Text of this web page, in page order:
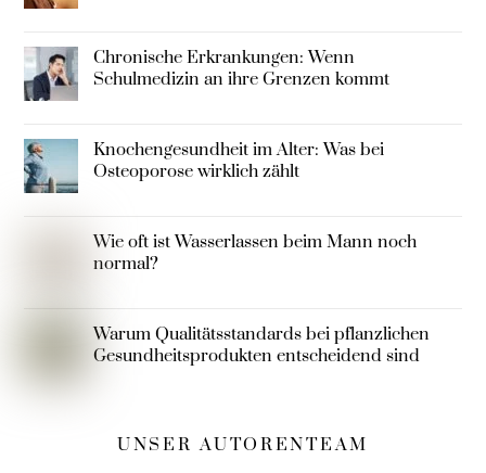
Chronische Erkrankungen: Wenn
Schulmedizin an ihre Grenzen kommt
Knochengesundheit im Alter: Was bei
Osteoporose wirklich zählt
Wie oft ist Wasserlassen beim Mann noch
normal?
Warum Qualitätsstandards bei pflanzlichen
Gesundheitsprodukten entscheidend sind
UNSER AUTORENTEAM